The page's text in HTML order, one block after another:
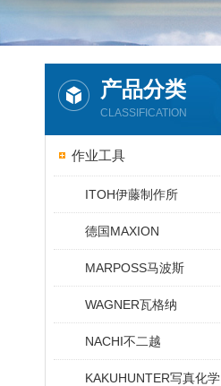
产品分类
CLASSIFICATION
作业工具
ITOH伊藤制作所
德国MAXION
MARPOSS马波斯
WAGNER瓦格纳
NACHI不二越
KAKUHUNTER写真化学